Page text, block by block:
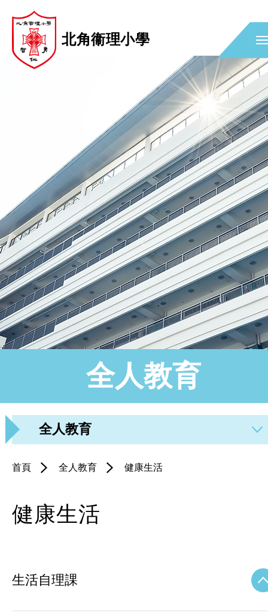
北角衞理小學
全人教育
全人教育
首頁 全人教育 健康生活
健康生活
生活自理課